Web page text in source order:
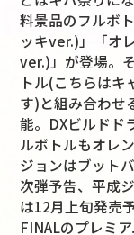
料景品のフルボ
ッキver.)」「オ
ver.)」が登場。
トル(こちらはキ
す)と組み合わせ
能。DXビルドド
ルボトルもオレ
ジョンはブット
次弾予告、平成
は12月上旬発売
FINALのプレミ